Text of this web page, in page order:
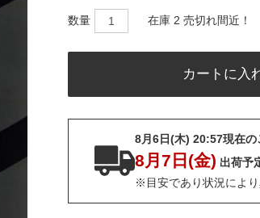
数量 在庫 2 売切れ間近！
8月6日(木) 20:57現在の
8月7日(金) 出荷予
※目安であり状況によ